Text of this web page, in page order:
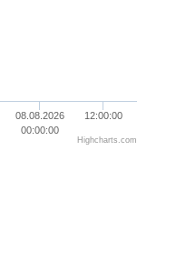
08.08.2026
00:00:00
12:00:00
Highcharts.com